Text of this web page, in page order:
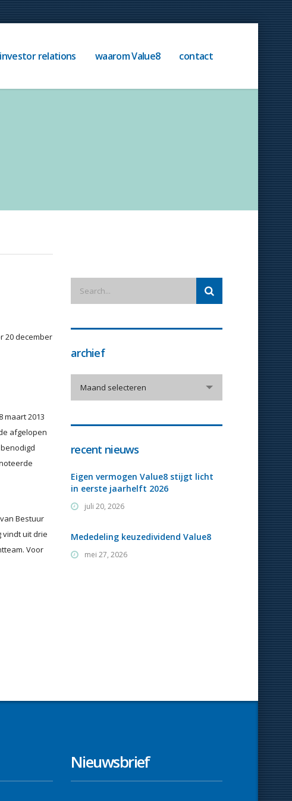
investor relations waarom Value8 contact
20 december
maart 2013
afgelopen
Bestuur
vindt uit drie
Voor
archief
Maand selecteren
recent nieuws
Eigen vermogen Value8 stijgt licht
in eerste jaarhelft 2026
juli 20, 2026
Mededeling keuzedividend Value8
mei 27, 2026
Nieuwsbrief